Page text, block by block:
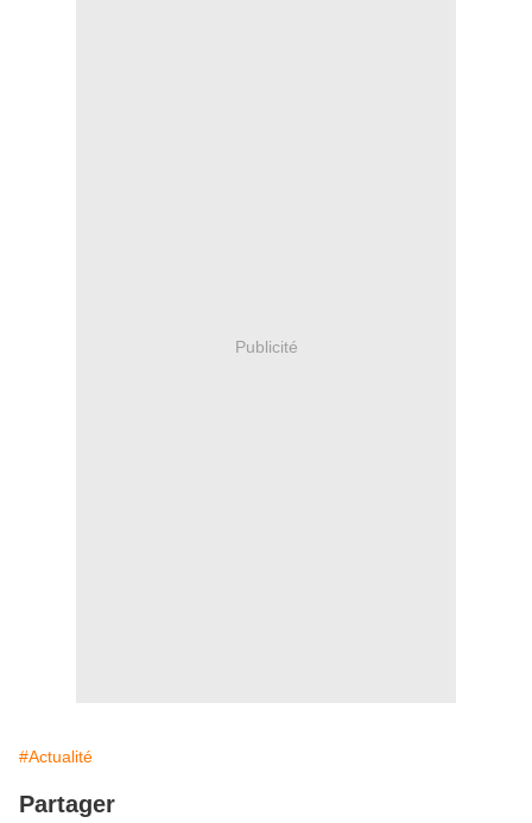
Publicité
#Actualité
Partager